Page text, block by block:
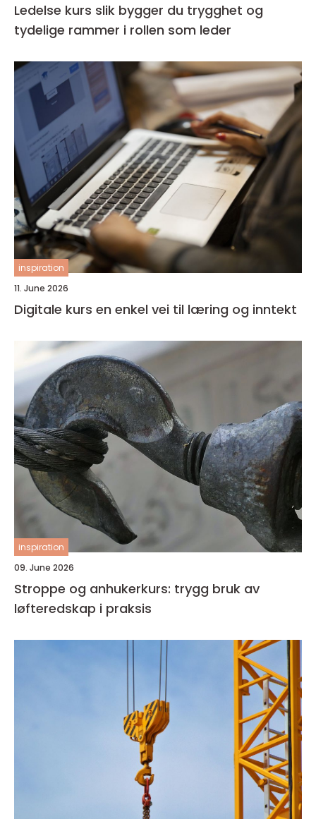
Ledelse kurs slik bygger du trygghet og
tydelige rammer i rollen som leder
inspiration
11. June 2026
Digitale kurs en enkel vei til læring og inntekt
inspiration
09. June 2026
Stroppe og anhukerkurs: trygg bruk av
løfteredskap i praksis